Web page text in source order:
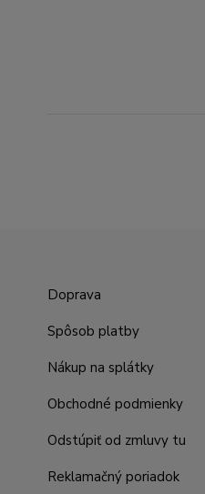
Doprava
Spôsob platby
Nákup na splátky
Obchodné podmienky
Odstúpiť od zmluvy tu
Reklamačný poriadok